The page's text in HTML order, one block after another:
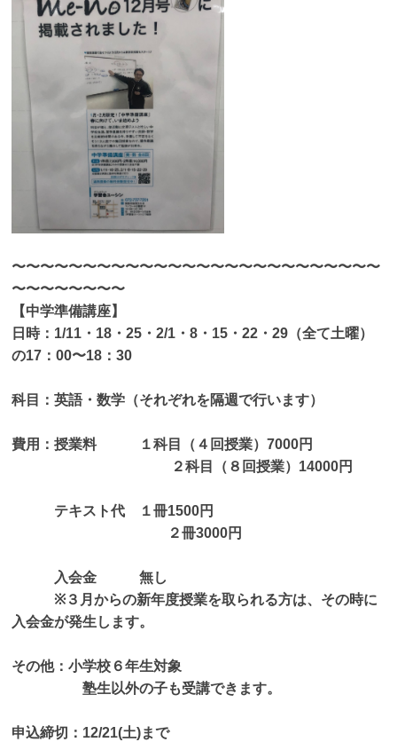
〜〜〜〜〜〜〜〜〜〜〜〜〜〜〜〜〜〜〜〜〜〜〜〜〜〜
〜〜〜〜〜〜〜〜
【中学準備講座】
日時：1/11・18・25・2/1・8・15・22・29（全て土曜）
の17：00〜18：30
科目：英語・数学（それぞれを隔週で行います）
費用：授業料 １科目（４回授業）7000円
２科目（８回授業）14000円
テキスト代 １冊1500円
２冊3000円
入会金 無し
※３月からの新年度授業を取られる方は、その時に
入会金が発生します。
その他：小学校６年生対象
塾生以外の子も受講できます。
申込締切：12/21(土)まで